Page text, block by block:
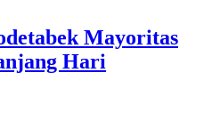
Mayoritas
Hari